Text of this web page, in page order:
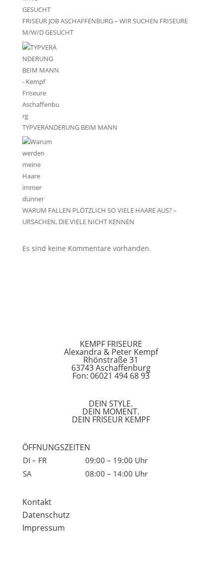
FRISEUR JOB ASCHAFFENBURG – WIR SUCHEN FRISEURE
M/W/D GESUCHT
TYPVERÄNDERUNG BEIM MANN
WARUM FALLEN PLÖTZLICH SO VIELE HAARE AUS? –
URSACHEN, DIE VIELE NICHT KENNEN
Es sind keine Kommentare vorhanden.
KEMPF FRISEURE
Alexandra & Peter Kempf
Rhönstraße 31
63743 Aschaffenburg
Fon: 06021 494 68 93
DEIN STYLE.
DEIN MOMENT.
DEIN FRISEUR KEMPF
ÖFFNUNGSZEITEN
DI – FR
09:00 – 19:00 Uhr
SA
08:00 – 14:00 Uhr
Kontakt
Datenschutz
Impressum